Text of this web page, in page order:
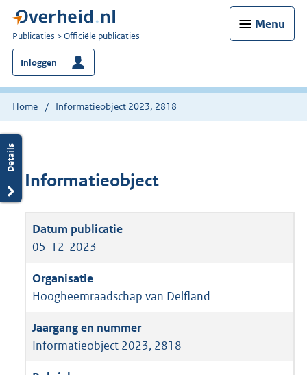
Menu
U
bent
nu
hier:
Publicaties Officiële publicaties
Inloggen
Home Informatieobject 2023, 2818
Informatieobject
05-12-2023
Hoogheemraadschap van Delfland
Informatieobject 2023, 2818